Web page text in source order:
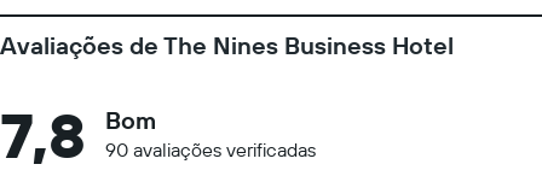
Avaliações de The Nines Business Hotel
7,8 Bom
90 avaliações verificadas